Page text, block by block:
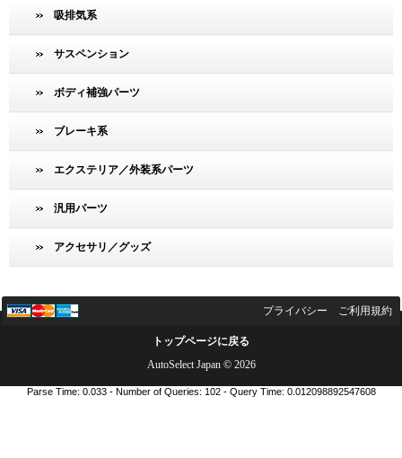
吸排気系
サスペンション
ボディ補強パーツ
ブレーキ系
エクステリア／外装系パーツ
汎用パーツ
アクセサリ／グッズ
プライバシー ご利用規約
トップページに戻る
AutoSelect Japan © 2026
Parse Time: 0.033 - Number of Queries: 102 - Query Time: 0.012098892547608